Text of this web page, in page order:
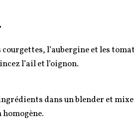
courgettes, l’aubergine et les
l’ail et l’oignon.
dans un blender et